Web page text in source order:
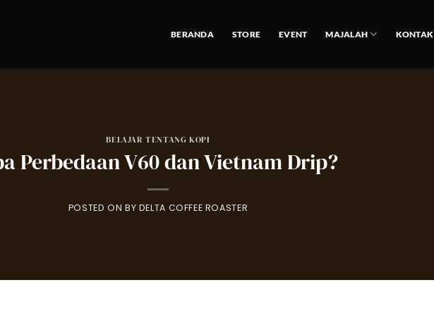
BERANDA STORE EVENT MAJALAH KONTAK
BELAJAR TENTANG KOPI
Perbedaan V60 dan Vietnam Drip?
POSTED ON BY DELTA COFFEE ROASTER